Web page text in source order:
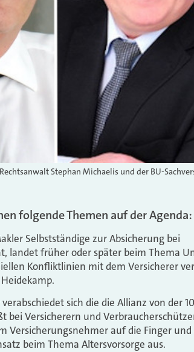
Stephan Michaelis und der BU-
folgende Themen auf der Agenda:
Selbstständige zur Absicherung bei
landet früher oder später beim Thema
Konfliktlinien mit dem Versicherer
verabschiedet sich die die Allianz von der
bei Versicherern und
Versicherungsnehmer auf die Finger
beim Thema Altersvorsorge aus.